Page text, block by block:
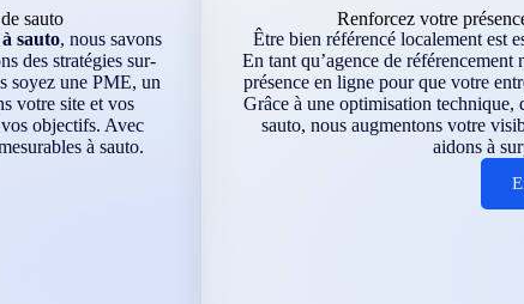
sauto
sauto, nous savons
des stratégies sur-
soyez une PME, un
votre site et vos
objectifs. Avec
à sauto.
Renforcez votre
Être bien référencé localement est
En tant qu’agence de
présence en ligne pour que votre
Grâce à une optimisation technique,
sauto, nous augmentons votre
aidons à